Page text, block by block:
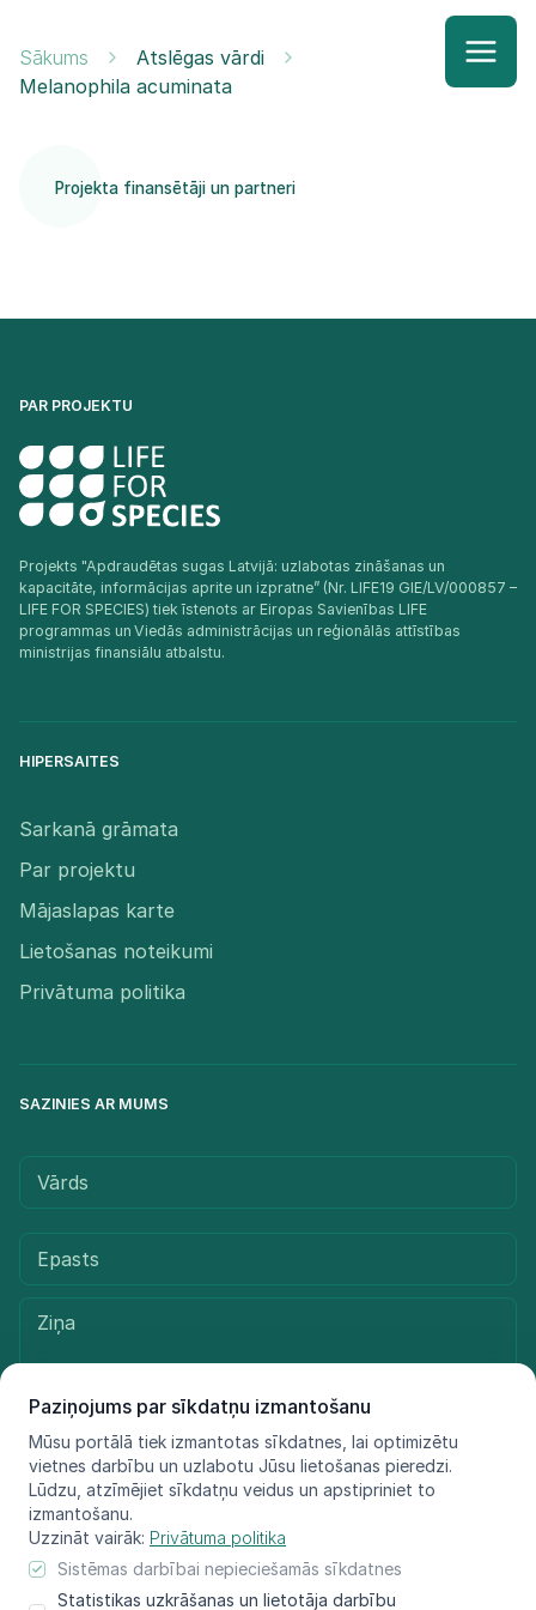
Paziņojums par sīkdatņu izmantošanu
Mūsu portālā tiek izmantotas sīkdatnes, lai optimizētu
vietnes darbību un uzlabotu Jūsu lietošanas pieredzi.
Lūdzu, atzīmējiet sīkdatņu veidus un apstipriniet to
izmantošanu.
Uzzināt vairāk: Privātuma politika
Sistēmas darbībai nepieciešamās sīkdatnes
Statistikas uzkrāšanas un lietotāja darbību
Sākums
Atslēgas vārdi
Melanophila acuminata
Projekta finansētāji un partneri
PAR PROJEKTU
Projekts "Apdraudētas sugas Latvijā: uzlabotas zināšanas un
kapacitāte, informācijas aprite un izpratne” (Nr. LIFE19 GIE/LV/000857 –
LIFE FOR SPECIES) tiek īstenots ar Eiropas Savienības LIFE
programmas un Viedās administrācijas un reģionālās attīstības
ministrijas finansiālu atbalstu.​
HIPERSAITES
Sarkanā grāmata
Par projektu
Mājaslapas karte
Lietošanas noteikumi
Privātuma politika
SAZINIES AR MUMS
Sūtīt ziņu
© LIFE FOR SPECIES, 2021 - 2025
Informācija atspoguļo tikai projekta LIFE FOR SPECIES īstenotāju